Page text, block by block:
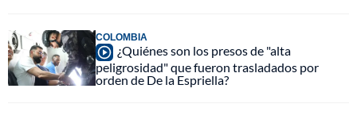
COLOMBIA
¿Quiénes son los presos de "alta
peligrosidad" que fueron trasladados por
orden de De la Espriella?